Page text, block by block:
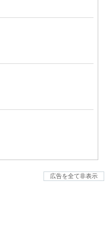
広告を全て非表示